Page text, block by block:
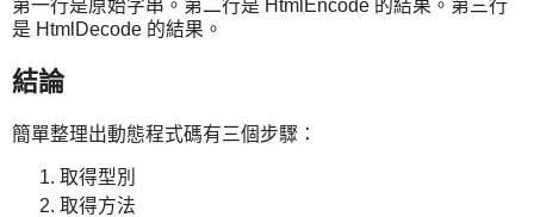
第一行是原始字串。第二行是 HtmlEncode 的結果。第三行
是 HtmlDecode 的結果。
結論
簡單整理出動態程式碼有三個步驟：
取得型別
取得方法